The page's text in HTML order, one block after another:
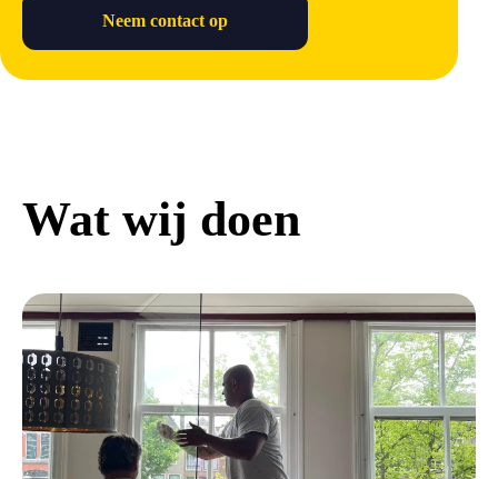
Neem contact op
Wat wij doen
a